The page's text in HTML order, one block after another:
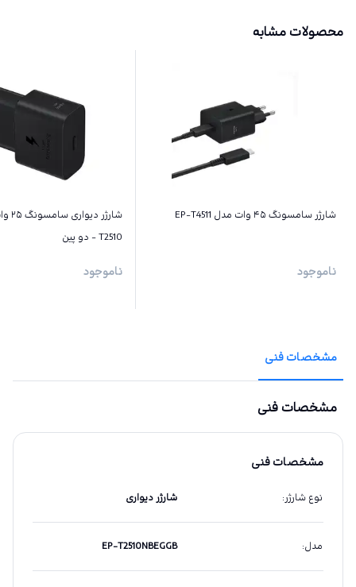
محصولات مشابه
شارژر سامسونگ ۴۵ وات مدل EP-T4511
ناموجود
T2510 - دو پین
ناموجود
مشخصات فنی
مشخصات فنی
مشخصات فنی
نوع شارژر: شارژر دیواری
مدل:
EP-T2510NBEGGB